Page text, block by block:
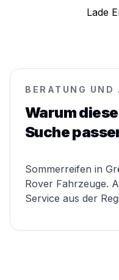
Lade
BERATUNG UND
Warum
Suche
Sommerreifen in
Rover Fahrzeuge.
Service aus der